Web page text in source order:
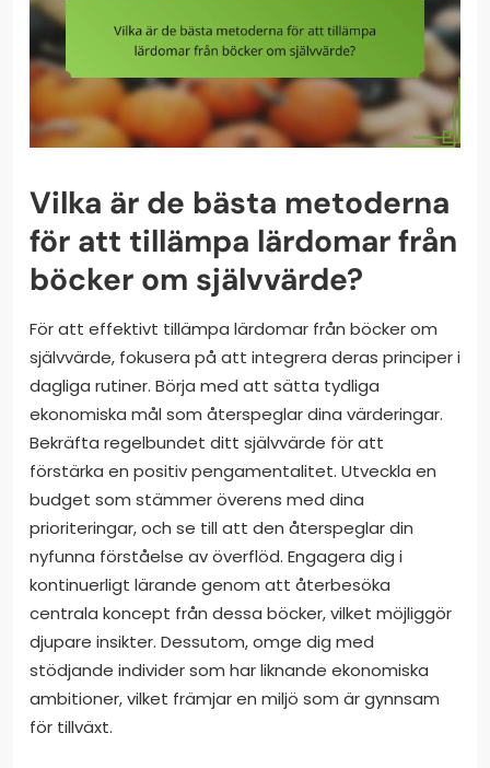
Vilka är de bästa metoderna
för att tillämpa lärdomar från
böcker om självvärde?
För att effektivt tillämpa lärdomar från böcker om
självvärde, fokusera på att integrera deras principer i
dagliga rutiner. Börja med att sätta tydliga
ekonomiska mål som återspeglar dina värderingar.
Bekräfta regelbundet ditt självvärde för att
förstärka en positiv pengamentalitet. Utveckla en
budget som stämmer överens med dina
prioriteringar, och se till att den återspeglar din
nyfunna förståelse av överflöd. Engagera dig i
kontinuerligt lärande genom att återbesöka
centrala koncept från dessa böcker, vilket möjliggör
djupare insikter. Dessutom, omge dig med
stödjande individer som har liknande ekonomiska
ambitioner, vilket främjar en miljö som är gynnsam
för tillväxt.